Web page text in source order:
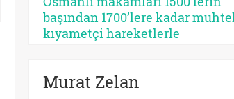
Dünyayı bir bekleme odasına
çeviren her tasavvur, şimdiyi ve
insan iradesini değersizleştirir.
başından 1700’lere kadar
kıyametçi hareketlerle
başarmıştır. Bu devrin, özellikle
Murat Zelan